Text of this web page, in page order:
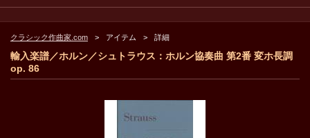
クラシック作曲家.com アイテム 詳細
輸入楽譜／ホルン／シュトラウス：ホルン協奏曲 第2番 変ホ長調
op. 86